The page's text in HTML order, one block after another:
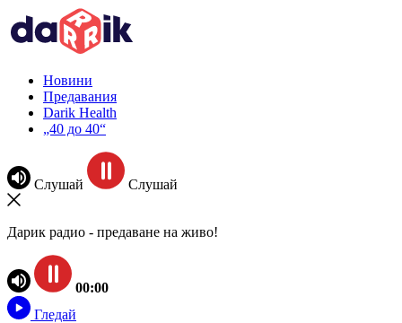
Новини
Предавания
Darik Health
„40 до 40“
Слушай Слушай
Дарик радио - предаване на живо!
00:00
Гледай